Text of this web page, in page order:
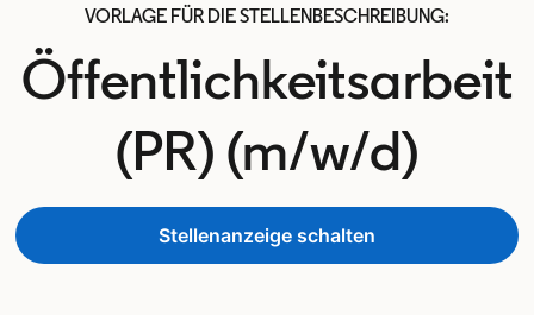
VORLAGE FÜR DIE STELLENBESCHREIBUNG:
Öffentlichkeitsarbeit
(PR) (m/w/d)
Stellenanzeige schalten
opens in a new tab